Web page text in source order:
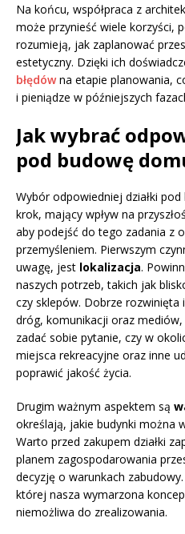
Na końcu, współpraca z
może przynieść wiele korzyści,
rozumieją, jak zaplanować
estetyczny. Dzięki ich
błędówna etapie planowania,
i pieniądze w późniejszych
Jak wybrać
pod budowę
Wybór odpowiedniej działki
krok, mający wpływ na
aby podejść do tego zadania z
przemyśleniem. Pierwszym
uwagę, jest lokalizacja.
naszych potrzeb, takich jak
czy sklepów. Dobrze
dróg, komunikacji oraz
zadać sobie pytanie, czy w
miejsca rekreacyjne oraz inne
poprawić jakość życia.
Drugim ważnym aspektem są
określają, jakie budynki można
Warto przed zakupem działki
planem zagospodarowania
decyzję o warunkach
której nasza wymarzona
niemożliwa do zrealizowania.